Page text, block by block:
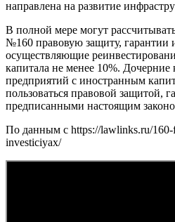
направлена на развитие
В полной мере могут
№160 правовую защиту, гарантии
осуществляющие
капитала не менее 10%.
предприятий с иностранным
пользоваться правовой защитой,
предписанными настоящим
По данным с https://lawlinks.ru/160-
investiciyax/